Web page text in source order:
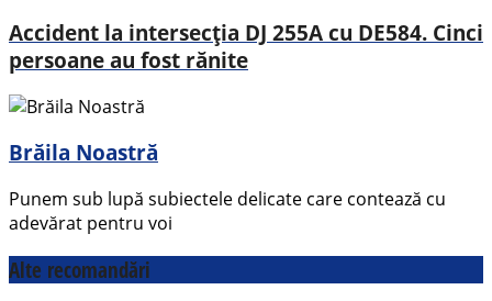
Accident la intersecția DJ 255A cu DE584. Cinci
persoane au fost rănite
Brăila Noastră
Punem sub lupă subiectele delicate care contează cu
adevărat pentru voi
Alte recomandări